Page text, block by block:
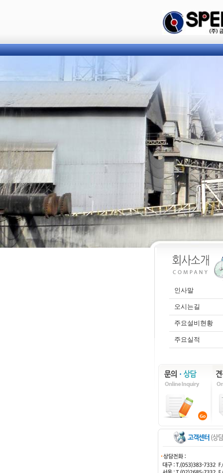
인사말
오시는길
주요설비현황
주요실적